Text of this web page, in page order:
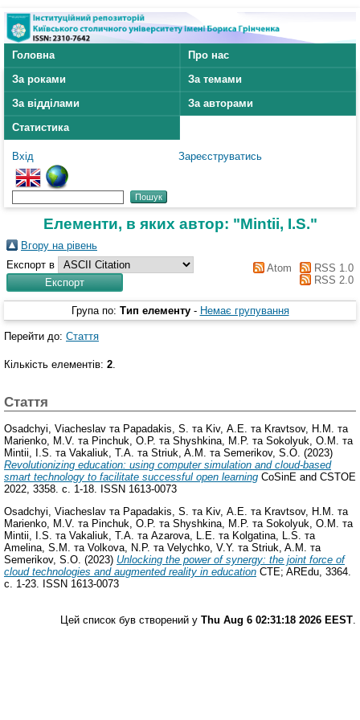
Головна
Про нас
За роками
За темами
За відділами
За авторами
Статистика
Вхід Зареєструватись
Елементи, в яких автор: "Mintii, I.S."
Вгору на рівень
Експорт в
Atom
RSS 1.0
RSS 2.0
Група по: Тип елементу - Немає групування
Перейти до: Стаття
Кількість елементів: 2.
Стаття
Osadchyi, Viacheslav та Papadakis, S. та Kiv, А.E. та Kravtsov, H.M.
та
Marienko, M.V. та Pinchuk, O.P. та Shyshkina, M.P. та Sokolyuk, O.M.
та
Mintii, I.S. та Vakaliuk, T.A. та Striuk, A.M. та Semerikov, S.O. (2023)
Revolutionizing education: using computer simulation and cloud-based
smart technology to facilitate successful open learning CoSinE and CSTOE
2022, 3358. с. 1-18. ISSN 1613-0073
Osadchyi, Viacheslav та Papadakis, S. та Kiv, А.E. та Kravtsov, H.M. та
Marienko, M.V. та Pinchuk, O.P. та Shyshkina, M.P. та Sokolyuk, O.M. та
Mintii, I.S. та Vakaliuk, T.A. та Azarova, L.E. та Kolgatina, L.S. та
Amelina, S.M. та Volkova, N.P. та Velychko, V.Y. та Striuk, A.M. та
Semerikov, S.O. (2023) Unlocking the power of synergy: the joint force of
cloud technologies and augmented reality in education CTE; AREdu, 3364.
с. 1-23. ISSN 1613-0073
Цей список був створений у Thu Aug 6 02:31:18 2026 EEST